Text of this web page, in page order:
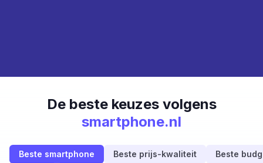
De beste keuzes volgens
smartphone.nl
Beste smartphone Beste prijs-kwaliteit Beste